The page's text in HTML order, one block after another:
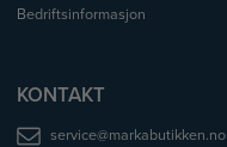
Bedriftsinformasjon
KONTAKT
service@markabutikken.no